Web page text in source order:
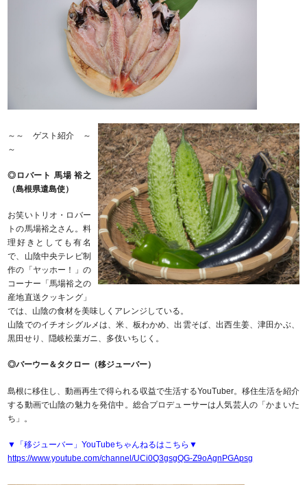
～～ ゲスト紹介 ～
～
◎ロバート 馬場 裕之
（島根県遣島使）
お笑いトリオ・ロバー
トの馬場裕之さん。料
理好きとしても有名
で、山陰中央テレビ制
作の「ヤッホー！」の
コーナー「馬場裕之の
産地直送クッキング」
では、山陰の食材を美味しくアレンジしている。
山陰でのイチオシグルメは、米、板わかめ、出雲そば、出西生姜、津田かぶ、
黒田せり、隠岐松葉ガニ、多伎いちじく。
◎バーウー＆タクロー（移ジューバー）
島根に移住し、動画再生で得られる収益で生活するYouTuber。移住生活を紹介
する動画で山陰の魅力を発信中。総合プロデューサーは人気芸人の「かまいた
ち」。
▼「移ジューバー」YouTubeちゃんねるはこちら▼
https://www.youtube.com/channel/UCi0Q3gsgQG-Z9oAgnPGApsg